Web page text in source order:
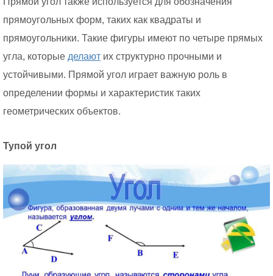
прямоугольных форм, таких как квадраты и
прямоугольники. Такие фигуры имеют по четыре прямых
угла, которые делают их структурно прочными и
устойчивыми. Прямой угол играет важную роль в
определении формы и характеристик таких
геометрических объектов.
Тупой угол